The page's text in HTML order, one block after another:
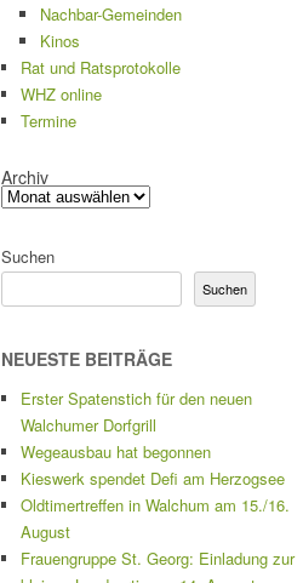
Nachbar-Gemeinden
Kinos
Rat und Ratsprotokolle
WHZ online
Termine
Archiv
Suchen
Suchen
NEUESTE BEITRÄGE
Erster Spatenstich für den neuen
Walchumer Dorfgrill
Wegeausbau hat begonnen
Kieswerk spendet Defi am Herzogsee
Oldtimertreffen in Walchum am 15./16.
August
Frauengruppe St. Georg: Einladung zur